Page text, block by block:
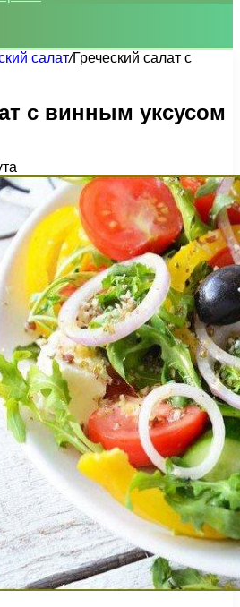
салат/Греческий салат с
с винным уксусом